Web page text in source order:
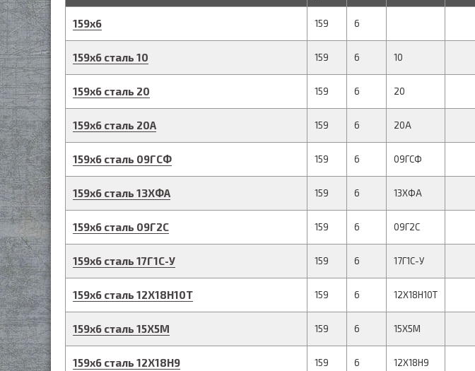
159х6 159 6
159х6 сталь 10 159 6 10
159х6 сталь 20 159 6 20
159х6 сталь 20А 159 6 20А
159х6 сталь 09ГСФ 159 6 09ГСФ
159х6 сталь 13ХФА 159 6 13ХФА
159х6 сталь 09Г2С 159 6 09Г2С
159х6 сталь 17Г1С-У 159 6 17Г1С-У
159х6 сталь 12Х18Н10Т 159 6 12Х18Н10Т
159х6 сталь 15Х5М 159 6 15Х5М
159х6 сталь 12Х18Н9 159 6 12Х18Н9